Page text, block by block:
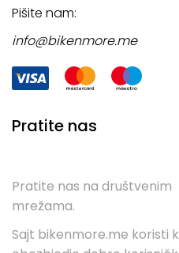
Pišite nam:
info@bikenmore.me
Pratite nas
Pratite nas na društvenim
mrežama.
Sajt bikenmore.me koristi